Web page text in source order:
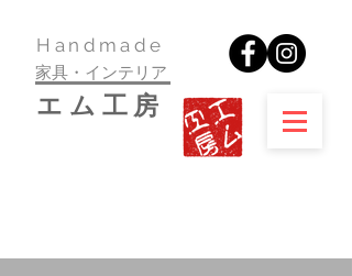
​Handmade
家具・インテリア
​エム工房